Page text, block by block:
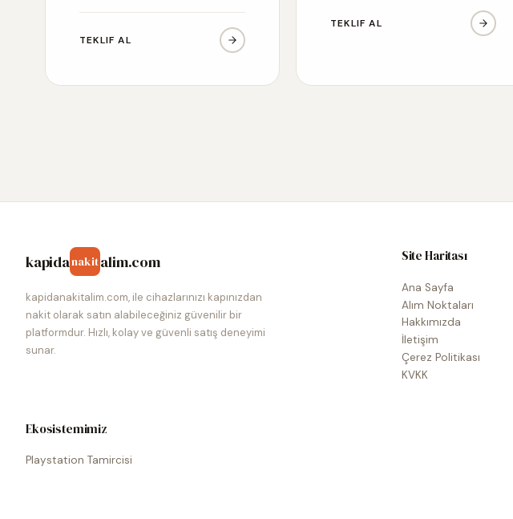
TEKLIF AL
TEKLIF AL
kapidanakitalim.com
kapidanakitalim.com, ile cihazlarınızı kapınızdan
nakit olarak satın alabileceğiniz güvenilir bir
platformdur. Hızlı, kolay ve güvenli satış deneyimi
sunar.
Site Haritası
Ana Sayfa
Alım Noktaları
Hakkımızda
İletişim
Çerez Politikası
KVKK
Ekosistemimiz
Playstation Tamircisi